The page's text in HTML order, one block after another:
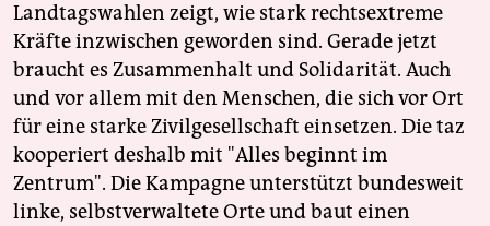
Landtagswahlen zeigt, wie stark rechtsextreme
Kräfte inzwischen geworden sind. Gerade jetzt
braucht es Zusammenhalt und Solidarität. Auch
und vor allem mit den Menschen, die sich vor Ort
für eine starke Zivilgesellschaft einsetzen. Die taz
kooperiert deshalb mit "Alles beginnt im
Zentrum". Die Kampagne unterstützt bundesweit
linke, selbstverwaltete Orte und baut einen